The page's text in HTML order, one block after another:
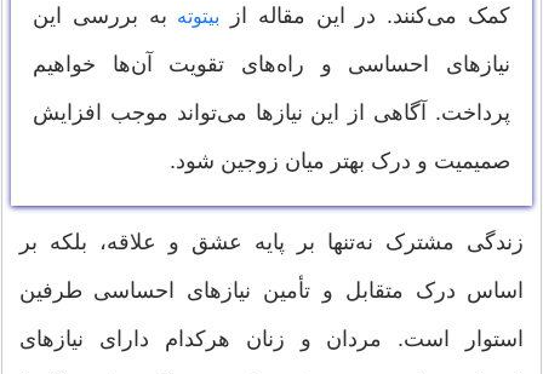
کمک می‌کنند. در این مقاله از
بیتوته به بررسی این
نیازهای احساسی و راه‌های تقویت آن‌ها خواهیم
پرداخت. آگاهی از این نیازها می‌تواند موجب افزایش
صمیمیت و درک بهتر میان زوجین شود.
زندگی مشترک نه‌تنها بر پایه عشق و علاقه، بلکه بر
اساس درک متقابل و تأمین نیازهای احساسی طرفین
استوار است. مردان و زنان هرکدام دارای نیازهای